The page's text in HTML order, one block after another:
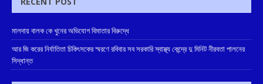
মালদায় বালক কে খুনের অভিযোগ বিমাতার বিরুদ্ধে
আর জি করের নির্যাতিতা চিকিৎসকের স্মরণে রবিবার সব সরকারি স্বাস্থ্য কেন্দ্রে দু মিনিট নীরবতা পালনের
সিদ্ধান্ত